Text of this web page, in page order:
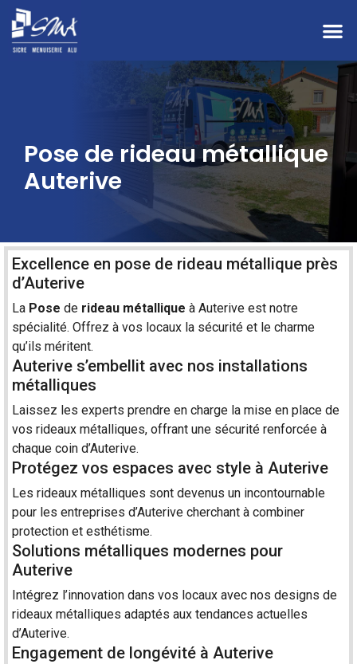
Pose de rideau métallique
Auterive
Excellence en pose de rideau métallique près
d’Auterive
La Pose de rideau métallique à Auterive est notre
spécialité. Offrez à vos locaux la sécurité et le charme
qu’ils méritent.
Auterive s’embellit avec nos installations
métalliques
Laissez les experts prendre en charge la mise en place de
vos rideaux métalliques, offrant une sécurité renforcée à
chaque coin d’Auterive.
Protégez vos espaces avec style à Auterive
Les rideaux métalliques sont devenus un incontournable
pour les entreprises d’Auterive cherchant à combiner
protection et esthétisme.
Solutions métalliques modernes pour
Auterive
Intégrez l’innovation dans vos locaux avec nos designs de
rideaux métalliques adaptés aux tendances actuelles
d’Auterive.
Engagement de longévité à Auterive